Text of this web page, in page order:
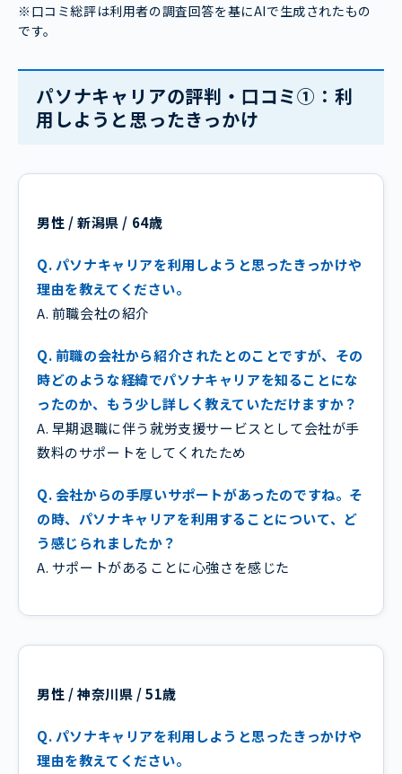
※口コミ総評は利用者の調査回答を基にAIで生成されたもの
です。
パソナキャリアの評判・口コミ①：利
用しようと思ったきっかけ
男性 / 新潟県 / 64歳
Q. パソナキャリアを利用しようと思ったきっかけや
理由を教えてください。
A. 前職会社の紹介
Q. 前職の会社から紹介されたとのことですが、その
時どのような経緯でパソナキャリアを知ることにな
ったのか、もう少し詳しく教えていただけますか？
A. 早期退職に伴う就労支援サービスとして会社が手
数料のサポートをしてくれたため
Q. 会社からの手厚いサポートがあったのですね。そ
の時、パソナキャリアを利用することについて、ど
う感じられましたか？
A. サポートがあることに心強さを感じた
男性 / 神奈川県 / 51歳
Q. パソナキャリアを利用しようと思ったきっかけや
理由を教えてください。